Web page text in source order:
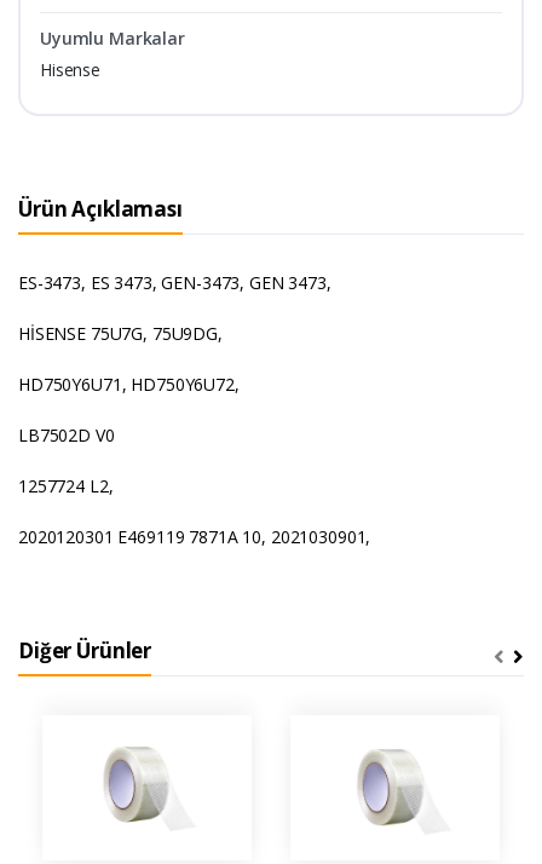
Uyumlu Markalar
Hisense
Ürün Açıklaması
ES-3473, ES 3473, GEN-3473, GEN 3473,
HİSENSE 75U7G, 75U9DG,
HD750Y6U71, HD750Y6U72,
LB7502D V0
1257724 L2,
2020120301 E469119 7871A 10, 2021030901,
Diğer Ürünler